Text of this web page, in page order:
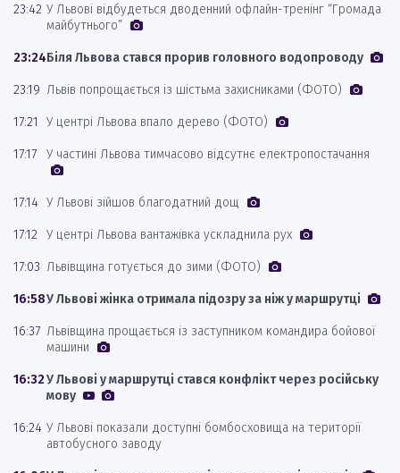
23:42 У Львові відбудеться дводенний офлайн-тренінг “Громада
майбутнього”
23:24Біля Львова стався прорив головного водопроводу
23:19 Львів попрощається із шістьма захисниками (ФОТО)
17:21 У центрі Львова впало дерево (ФОТО)
17:17 У частині Львова тимчасово відсутнє електропостачання
17:14 У Львові зійшов благодатний дощ
17:12 У центрі Львова вантажівка ускладнила рух
17:03 Львівщина готується до зими (ФОТО)
16:58У Львові жінка отримала підозру за ніж у маршрутці
16:37 Львівщина прощається із заступником командира бойової
машини
16:32У Львові у маршрутці стався конфлікт через російську
мову
16:24 У Львові показали доступні бомбосховища на території
автобусного заводу